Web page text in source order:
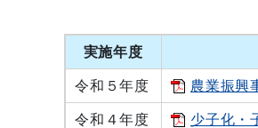
実施年度
令和５年度 農業振興
令和４年度 少子化・